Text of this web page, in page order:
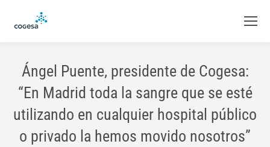
Ángel Puente, presidente de Cogesa:
“En Madrid toda la sangre que se esté
utilizando en cualquier hospital público
o privado la hemos movido nosotros”